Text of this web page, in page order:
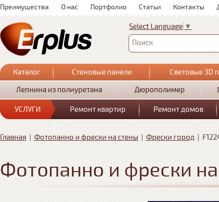
Преимущества О нас Портфолио Статьи Контакты
Select Language ▼
Поиск
Каталог Стеновые панели
Световые 3D
Лепнина из полиуретана
Дюрополимер
УСЛУГИ Ремонт квартир Ремонт домов
Главная | Фотопанно и фрески на стены | Фрески город |
Фотопанно и фрески